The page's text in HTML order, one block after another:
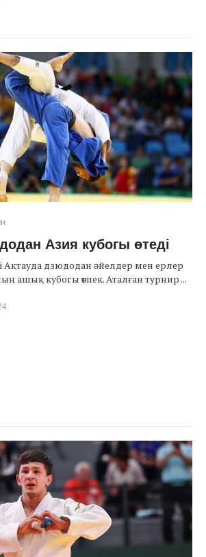
Азия кубогы өтеді
Ақтауда дзюдодан әйелдер мен ерлер
ашық кубогы өтпек. Аталған турнир ...